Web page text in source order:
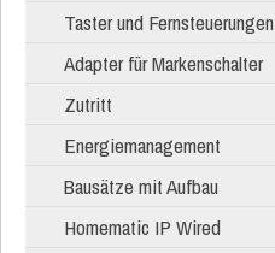
Taster und Fernsteuerungen
Adapter für Markenschalter
Zutritt
Energiemanagement
Bausätze mit Aufbau
Homematic IP Wired